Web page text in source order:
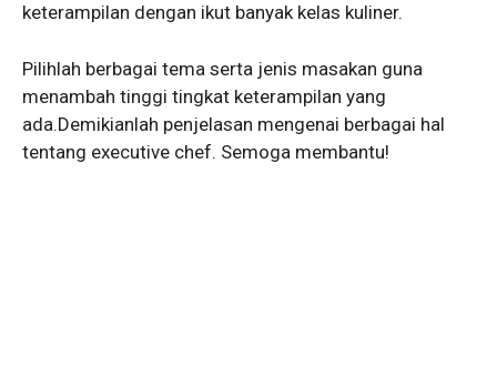
keterampilan dengan ikut banyak kelas kuliner.
Pilihlah berbagai tema serta jenis masakan guna
menambah tinggi tingkat keterampilan yang
ada.Demikianlah penjelasan mengenai berbagai hal
tentang executive chef. Semoga membantu!